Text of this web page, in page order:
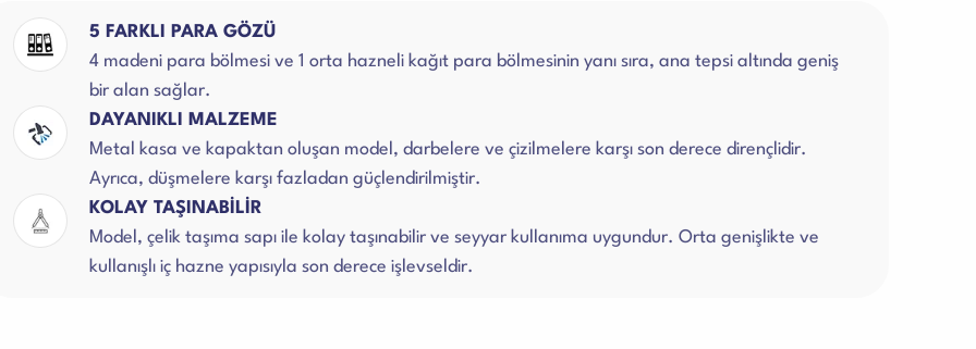
5 FARKLI PARA GÖZÜ
4 madeni para bölmesi ve 1 orta hazneli kağıt para bölmesinin yanı sıra, ana tepsi altında geniş
bir alan sağlar.
DAYANIKLI MALZEME
Metal kasa ve kapaktan oluşan model, darbelere ve çizilmelere karşı son derece dirençlidir.
Ayrıca, düşmelere karşı fazladan güçlendirilmiştir.
KOLAY TAŞINABİLİR
Model, çelik taşıma sapı ile kolay taşınabilir ve seyyar kullanıma uygundur. Orta genişlikte ve
kullanışlı iç hazne yapısıyla son derece işlevseldir.